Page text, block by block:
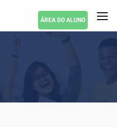
ÁREA DO ALUNO